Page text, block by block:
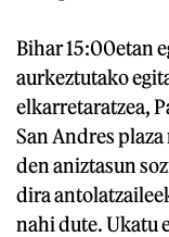
Bihar 15:00etan
aurkeztutako
elkarretaratzea,
San Andres
den aniztasun
dira
nahi dute. Ukatu